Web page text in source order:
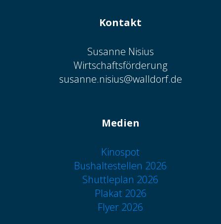
Kontakt
Susanne Nisius
Wirtschaftsförderung
susanne.nisius@walldorf.de
Medien
Kinospot
Bushaltestellen 2026
Shuttleplan 2026
Plakat 2026
Flyer 2026